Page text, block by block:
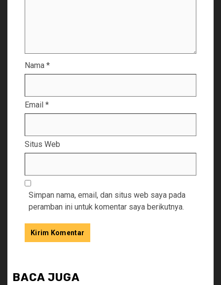
Nama *
Email *
Situs Web
Simpan nama, email, dan situs web saya pada
peramban ini untuk komentar saya berikutnya.
BACA JUGA